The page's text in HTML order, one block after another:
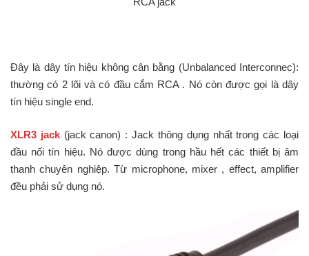
Đây là dây tín hiệu không cân bằng (Unbalanced Interconnec):
thường có 2 lõi và có đầu cắm RCA . Nó còn được gọi là dây
tín hiệu single end.
XLR3 jack (jack canon) : Jack thông dụng nhất trong các loại
đầu nối tín hiệu. Nó được dùng trong hầu hết các thiết bị âm
thanh chuyên nghiệp. Từ microphone, mixer , effect, amplifier
đều phải sử dụng nó.